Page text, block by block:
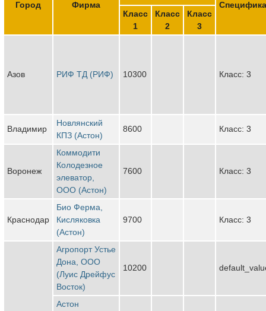
Город Фирма
Класс
1
Класс
2
Класс
3
Азов РИФ ТД (РИФ) 10300 Класс: 3
Владимир
Новлянский
КПЗ (Астон)
8600 Класс: 3
Воронеж
Коммодити
Колодезное
элеватор,
ООО (Астон)
7600 Класс: 3
Краснодар
Био Ферма,
Кисляковка
(Астон)
9700 Класс: 3
Агропорт Устье
Дона, ООО
(Луис Дрейфус
Восток)
10200
Астон